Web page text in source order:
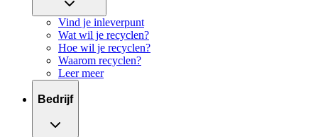
Vind je inleverpunt
Wat wil je recyclen?
Hoe wil je recyclen?
Waarom recyclen?
Leer meer
Bedrijf